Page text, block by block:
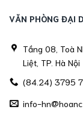
VĂN PHÒNG ĐẠI
Tầng 08, Toà
Liệt, TP. Hà Nội
(84.24) 3795
info-